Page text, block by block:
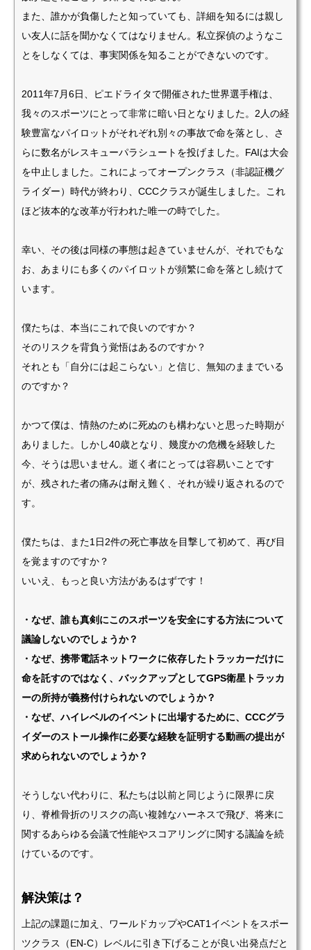
また、誰かが負傷したと知っていても、詳細を知るには親し
い友人に話を聞かなくてはなりません。私立探偵のようなこ
とをしなくては、事実関係を知ることができないのです。
2011年7月6日、ピエドライタで開催された世界選手権は、
我々のスポーツにとって非常に暗い日となりました。2人の経
験豊富なパイロットがそれぞれ別々の事故で命を落とし、さ
らに数名がレスキューパラシュートを投げました。FAIは大会
を中止しました。これによってオープンクラス（非認証機グ
ライダー）時代が終わり、CCCクラスが誕生しました。これ
ほど抜本的な改革が行われた唯一の時でした。
幸い、その後は同様の事態は起きていませんが、それでもな
お、あまりにも多くのパイロットが頻繁に命を落とし続けて
います。
僕たちは、本当にこれで良いのですか？
そのリスクを背負う覚悟はあるのですか？
それとも「自分には起こらない」と信じ、無知のままでいる
のですか？
かつて僕は、情熱のために死ぬのも構わないと思った時期が
ありました。しかし40歳となり、幾度かの危機を経験した
今、そうは思いません。逝く者にとっては容易いことです
が、残された者の痛みは耐え難く、それが繰り返されるので
す。
僕たちは、また1日2件の死亡事故を目撃して初めて、再び目
を覚ますのですか？
いいえ、もっと良い方法があるはずです！
・なぜ、誰も真剣にこのスポーツを安全にする方法について
議論しないのでしょうか？
・なぜ、携帯電話ネットワークに依存したトラッカーだけに
命を託すのではなく、バックアップとしてGPS衛星トラッカ
ーの所持が義務付けられないのでしょうか？
・なぜ、ハイレベルのイベントに出場するために、CCCグラ
イダーのストール操作に必要な経験を証明する動画の提出が
求められないのでしょうか？
そうしない代わりに、私たちは以前と同じように限界に戻
り、脊椎骨折のリスクの高い複雑なハーネスで飛び、将来に
関するあらゆる会議で性能やスコアリングに関する議論を続
けているのです。
解決策は？
上記の課題に加え、ワールドカップやCAT1イベントをスポー
ツクラス（EN-C）レベルに引き下げることが良い出発点だと